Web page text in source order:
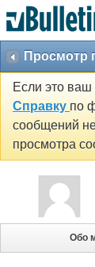
Просмотр
Если это ваш
Справку по
сообщений
просмотра
Обо